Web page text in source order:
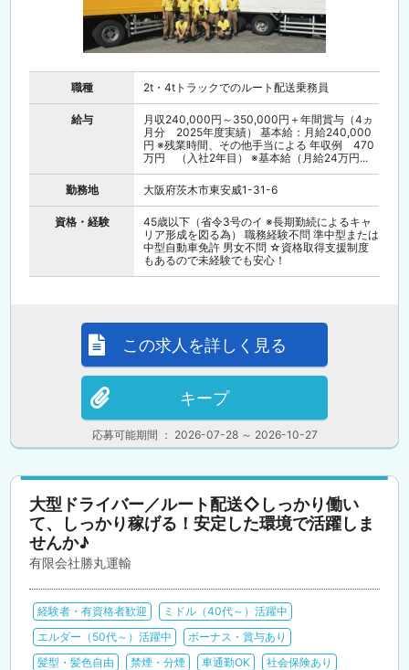
職種 2t・4tトラックでのルート配送乗務員
給与
月収240,000円～350,000円＋年間賞与（4ヵ
月分 2025年度実績） 基本給：月給240,000
円 ※残業時間、その他手当による 年収例 470
万円 （入社2年目） ※基本給（月給24万円...
勤務地 大阪府茨木市東安威1-31-6
資格・経験
45歳以下（省令3号のイ ※長期勤続によるキャ
リア形成を図る為） 職務経験不問 準中型または
中型自動車免許 男女不問 ☆資格取得支援制度
もあるので未経験でも安心！
応募可能期間 ： 2026-07-28 ～ 2026-10-27
この求人を詳しく見る
キープ
大型ドライバー／ルート配送◇しっかり働い
て、しっかり稼げる！安定した環境で活躍しま
せんか♪
有限会社勝丸運輸
経験者・有資格者歓迎
ミドル（40代～）活躍中
エルダー（50代～）活躍中
ボーナス・賞与あり
髪型・髪色自由
禁煙・分煙 車通勤OK
社会保険あり